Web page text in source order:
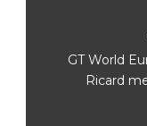
GT World
Ricard